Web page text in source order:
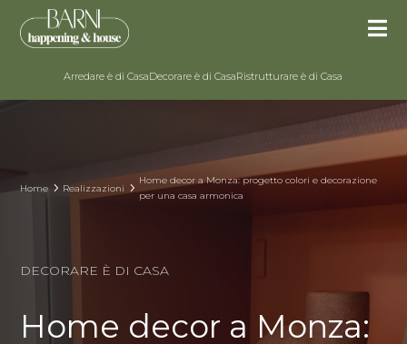

Arredare è di CasaDecorare è di CasaRistrutturare è di Casa
Home 5 Realizzazioni 5 Home decor a Monza: progetto colori e decorazione
per una casa armonica
DECORARE È DI CASA
Home decor a Monza: